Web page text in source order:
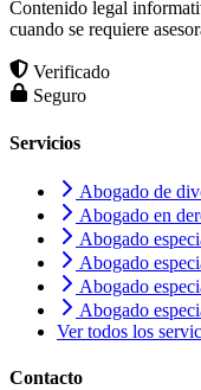
Contenido legal
cuando se requiere
Verificado
Seguro
Servicios
Abogado de
Abogado en
Abogado
Abogado
Abogado
Abogado
Ver todos los
Contacto